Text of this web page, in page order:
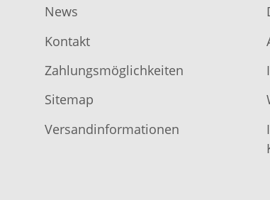
News
Kontakt
Zahlungsmöglichkeiten
Sitemap
Versandinformationen